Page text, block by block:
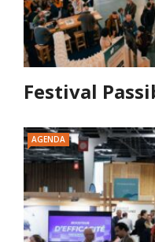
Festival
AGENDA